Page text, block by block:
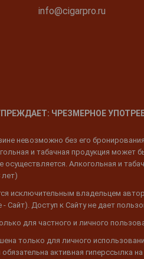
info@cigarpro.ru
ЧРЕЗМЕРНОЕ
невозможно без его
и табачная продукция может
Алкогольная и
исключительным владельцем
Сайт). Доступ к Сайту не дает
для частного и личного
только для личного
активная гиперссылка